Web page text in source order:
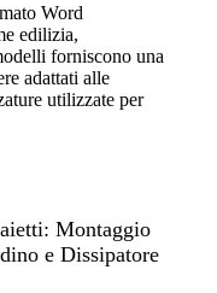
Word
edilizia,
forniscono una
adattati alle
utilizzate per
Montaggio
e Dissipatore